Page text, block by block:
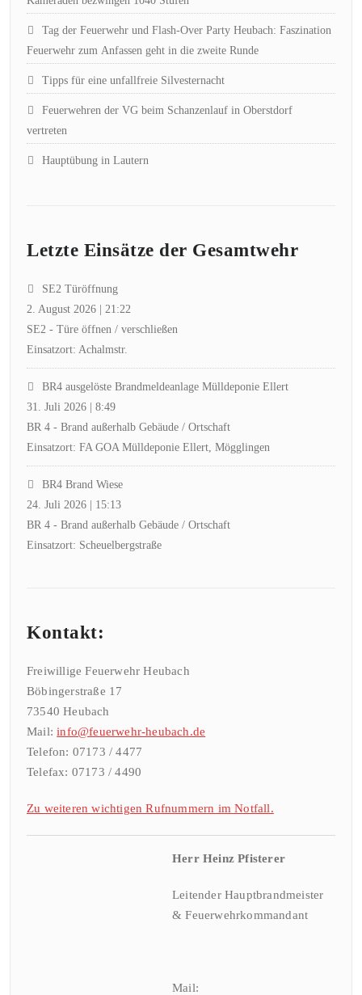
Tag der Feuerwehr und Flash-Over Party Heubach: Faszination
Feuerwehr zum Anfassen geht in die zweite Runde
Tipps für eine unfallfreie Silvesternacht
Feuerwehren der VG beim Schanzenlauf in Oberstdorf
vertreten
Hauptübung in Lautern
Letzte Einsätze der Gesamtwehr
SE2 Türöffnung
2. August 2026
21:22
SE2 - Türe öffnen / verschließen
Einsatzort: Achalmstr.
BR4 ausgelöste Brandmeldeanlage Mülldeponie Ellert
31. Juli 2026
8:49
BR 4 - Brand außerhalb Gebäude / Ortschaft
Einsatzort: FA GOA Mülldeponie Ellert, Mögglingen
BR4 Brand Wiese
24. Juli 2026
15:13
BR 4 - Brand außerhalb Gebäude / Ortschaft
Einsatzort: Scheuelbergstraße
Kontakt:
Freiwillige Feuerwehr Heubach
Böbingerstraße 17
73540 Heubach
Mail:info@feuerwehr-heubach.de
Telefon: 07173 / 4477
Telefax: 07173 / 4490
Zu weiteren wichtigen Rufnummern im Notfall.
Herr Heinz Pfisterer
Leitender Hauptbrandmeister
& Feuerwehrkommandant
Mail: